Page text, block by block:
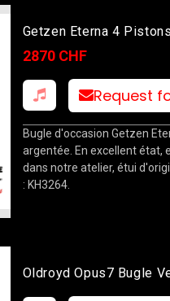
Getzen Eterna 4
2870 CHF
Request
Bugle d'occasion Getzen
argentée. En excellent état,
dans notre atelier, étui
: KH3264.
Oldroyd Opus7 Bugle